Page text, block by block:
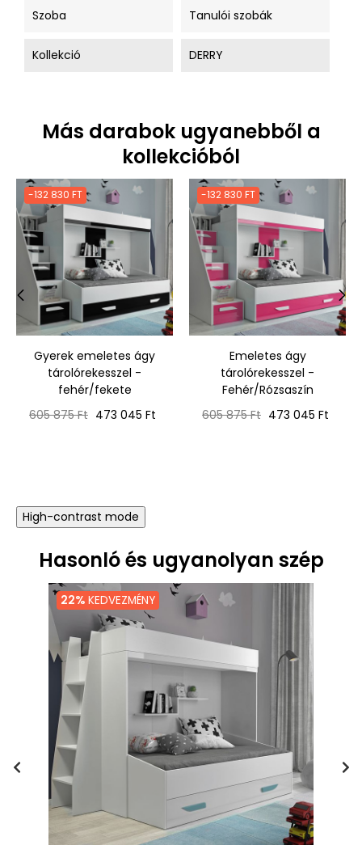
Szoba Tanulói szobák
Kollekció DERRY
Más darabok ugyanebből a
kollekcióból
-132 830 FT
Gyerek emeletes ágy
tárolórekesszel -
fehér/fekete
Normál
605 875 Ft Ár
473 045 Ft
-132 830 FT
Emeletes ágy
tárolórekesszel -
Fehér/Rózsaszín
Normál
605 875 Ft Ár
473 045 Ft
‹ ›
High-contrast mode
Hasonló és ugyanolyan szép
22% KEDVEZMÉNY